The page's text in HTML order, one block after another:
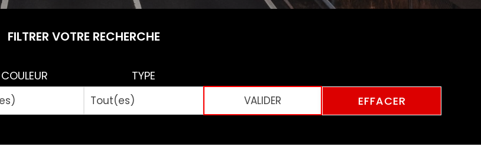
FILTRER VOTRE RECHERCHE
COULEUR
TYPE
EFFACER